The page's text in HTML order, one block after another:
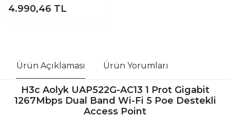
4.990,46 TL
Ürün Açıklaması Ürün Yorumları
H3c Aolyk UAP522G-AC13 1 Prot Gigabit
1267Mbps Dual Band Wi-Fi 5 Poe Destekli
Access Point